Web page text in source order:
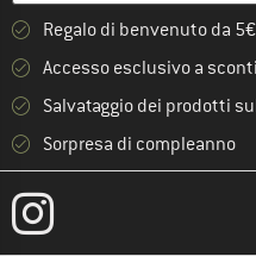
Regalo di benvenuto da
Accesso esclusivo a sconti
Salvataggio dei prodotti
Sorpresa di compleanno